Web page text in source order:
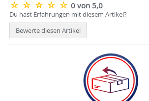
0 von 5,0
Du hast Erfahrungen mit diesem Artikel?
Bewerte diesen Artikel